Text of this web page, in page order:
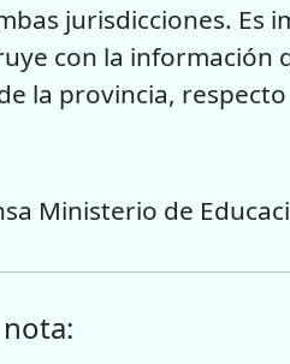
jurisdicciones. Es
con la
la provincia,
Ministerio de